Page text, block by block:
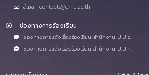
อีเมล : contacts@cmu.ac.th
ช่องทางการร้องเรียน
ช่องทางการแจ้งเรื่องร้องเรียน สำนักงาน ป.ป.ช.
ช่องทางการแจ้งเรื่องร้องเรียน สำนักงาน ป.ป.ท.